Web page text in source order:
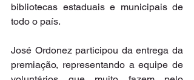
bibliotecas estaduais e municipais de
todo o país.
José Ordonez participou da entrega da
premiação, representando a equipe de